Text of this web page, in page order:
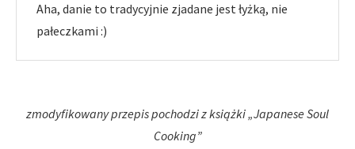
Aha, danie to tradycyjnie zjadane jest łyżką, nie
pałeczkami :)
zmodyfikowany przepis pochodzi z książki „Japanese Soul
Cooking”